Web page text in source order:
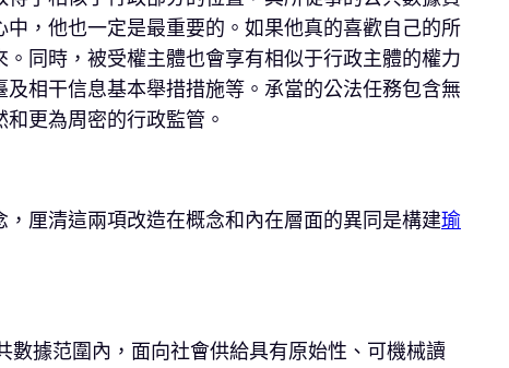
，他也一定是最重要的。如果他真的喜歡自己的所
同時，被受權主體也會享有相似于行政主體的權力
相干信息基本舉措措施等。承當的公法任務包含無
更為周密的行政監管。
厘清這兩項改造在概念和內在層面的異同是構建瑜
據范圍內，面向社會供給具有原始性、可機械讀